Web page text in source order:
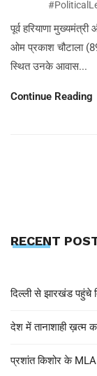
पूर्व हरियाणा
ओम प्रकाश चौटाला
स्थित उनके आवास...
Continue Reading
RECENT
दिल्ली से झारखंड पहुंचे
देश में तानाशाही ख़त्म
प्रशांत किशोर के MLA